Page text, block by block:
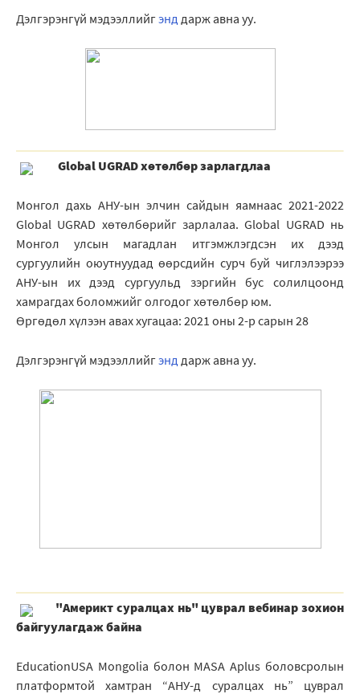
Дэлгэрэнгүй мэдээллийгэнддарж авна уу.
Global UGRAD хөтөлбөр зарлагдлаа
Монгол дахь АНУ-ын элчин сайдын яамнаас 2021-2022
Global UGRAD хөтөлбөрийг зарлалаа. Global UGRAD нь
Монгол улсын магадлан итгэмжлэгдсэн их дээд
сургуулийн оюутнуудад өөрсдийн сурч буй чиглэлээрээ
АНУ-ын их дээд сургуульд зэргийн бус солилцоонд
хамрагдах боломжийг олгодог хөтөлбөр юм.
Өргөдөл хүлээн авах хугацаа: 2021 оны 2-р сарын 28
Дэлгэрэнгүй мэдээллийгэнд дарж авна уу.
"Америкт суралцах нь" цуврал вебинар зохион
байгуулагдаж байна
EducationUSA Mongolia болон MASA Aplus боловсролын
платформтой хамтран “АНУ-д суралцах нь” цуврал